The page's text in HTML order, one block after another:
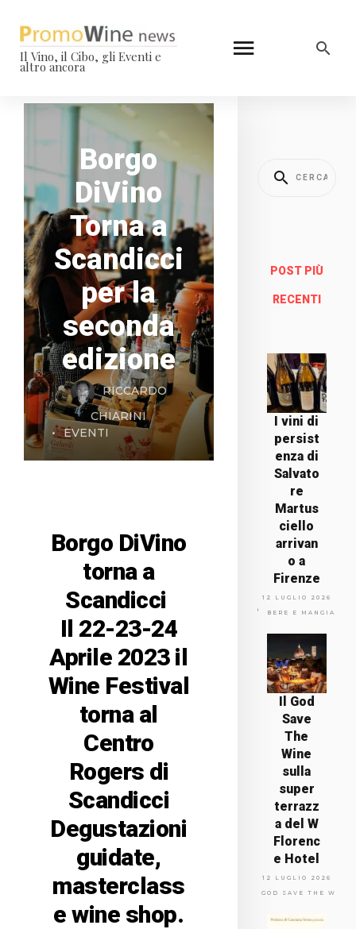
Il Vino, il Cibo, gli Eventi e
altro ancora
Borgo
DiVino
Torna a
Scandicci
per la
seconda
edizione
RICCARDO
CHIARINI
EVENTI
Borgo DiVino
torna a
Scandicci
Il 22-23-24
Aprile 2023 il
Wine Festival
torna al
Centro
Rogers di
Scandicci
Degustazioni
guidate,
masterclass
e wine shop.
POST PIÙ
RECENTI
I vini di
persist
enza di
Salvato
re
Martus
ciello
arrivan
o a
Firenze
12 LUGLIO 2026
BERE E MANGIARE
Il God
Save
The
Wine
sulla
super
terrazz
a del W
Florenc
e Hotel
12 LUGLIO 2026
GOD SAVE THE WINE